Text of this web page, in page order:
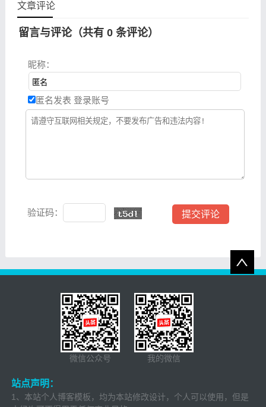
文章评论
留言与评论（共有 0条评论）
昵称：
匿名发表 登录账号
验证码：
微信公众号 我的微信
站点声明：
1、本站个人博客模板，均为本站修改设计，个人可以使用，但是